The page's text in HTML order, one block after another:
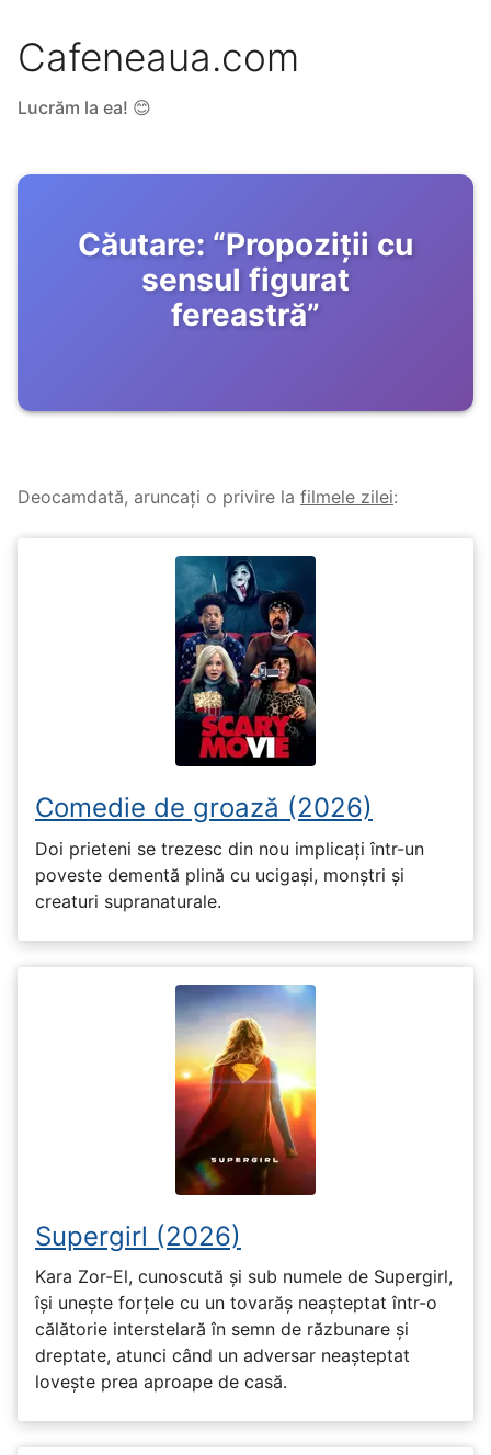
Cafeneaua.com
Lucrăm la ea! 😊
Căutare: “Propoziții cu
sensul figurat
fereastră”
Deocamdată, aruncați o privire la filmele zilei:
Comedie de groază (2026)
Doi prieteni se trezesc din nou implicați într-un
poveste dementă plină cu ucigași, monștri și
creaturi supranaturale.
Supergirl (2026)
Kara Zor-El, cunoscută și sub numele de Supergirl,
își unește forțele cu un tovarăș neașteptat într-o
călătorie interstelară în semn de răzbunare și
dreptate, atunci când un adversar neașteptat
lovește prea aproape de casă.